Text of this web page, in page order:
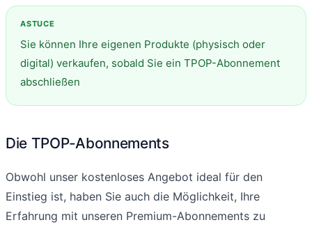
Sie können Ihre eigenen Produkte (physisch oder
digital) verkaufen, sobald Sie ein TPOP-Abonnement
abschließen
Die TPOP-Abonnements
Obwohl unser kostenloses Angebot ideal für den
Einstieg ist, haben Sie auch die Möglichkeit, Ihre
Erfahrung mit unseren Premium-Abonnements zu